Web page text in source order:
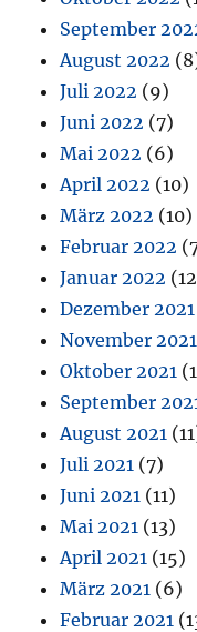
September
August 2022
Juli 2022 (9)
Juni 2022 (7)
Mai 2022 (6)
April 2022 (10)
März 2022 (10)
Februar 2022
Januar 2022
Dezember 2021
November 2021
Oktober 2021
September
August 2021
Juli 2021 (7)
Juni 2021 (11)
Mai 2021 (13)
April 2021 (15)
März 2021 (6)
Februar 2021